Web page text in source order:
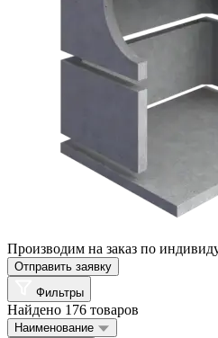
Производим на заказ по
Отправить заявку
Фильтры
Найдено 176 товаров
Наименование